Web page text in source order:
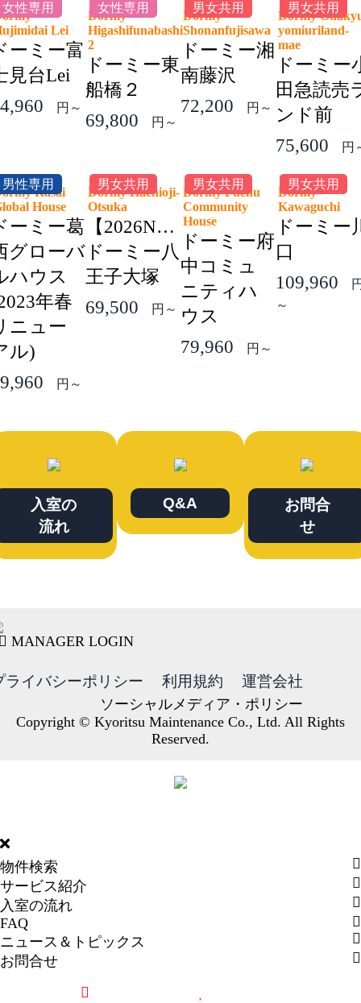
女性専用
Lei
ーミー富
見台Lei
円～
女性専用
Dormy
Higashifunabashi
2
ドーミー東
船橋２
69,800
円～
男女共用
Dormy
Shonanfujisawa
ドーミー湘
南藤沢
72,200
円～
男女共用
Dormy
yomiuriland-
mae
ドーミー
田急読売
ンド前
75,600
円
男性専用
Kasai
House
ーミー葛
グローバ
ハウス
年春
ニュー
ル)
円～
男女共用
Dormy Hachioji-
Otsuka
【2026NEW】
ドーミー八
王子大塚
69,500
円～
男女共用
Dormy Fuchu
Community
House
ドーミー府
中コミュ
ニティハ
ウス
79,960
円～
男女共用
Dormy
Kawaguchi
ドーミー
口
109,960
～
入室の
流れ
Q&A
お問合
せ
MANAGER LOGIN
ライバシーポリシー 利用規約 運営会社
ソーシャルメディア・ポリシー
Copyright © Kyoritsu Maintenance Co., Ltd. All Rights
Reserved.
物件検索
サービス紹介
入室の流れ
FAQ
ニュース＆トピックス
お問合せ